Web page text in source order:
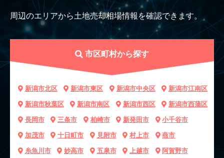
周辺のエリアから土地売却相場情報を確認できます。
市区町村から探す
新潟市北区 新潟市東区 新潟市中央区 新潟市江南区
新潟市秋葉区 新潟市南区 新潟市西区 新潟市西蒲区
長岡市 三条市 柏崎市 新発田市 小千谷市
加茂市 十日町市 見附市 村上市 燕市
糸魚川市 妙高市 五泉市 上越市 阿賀野市